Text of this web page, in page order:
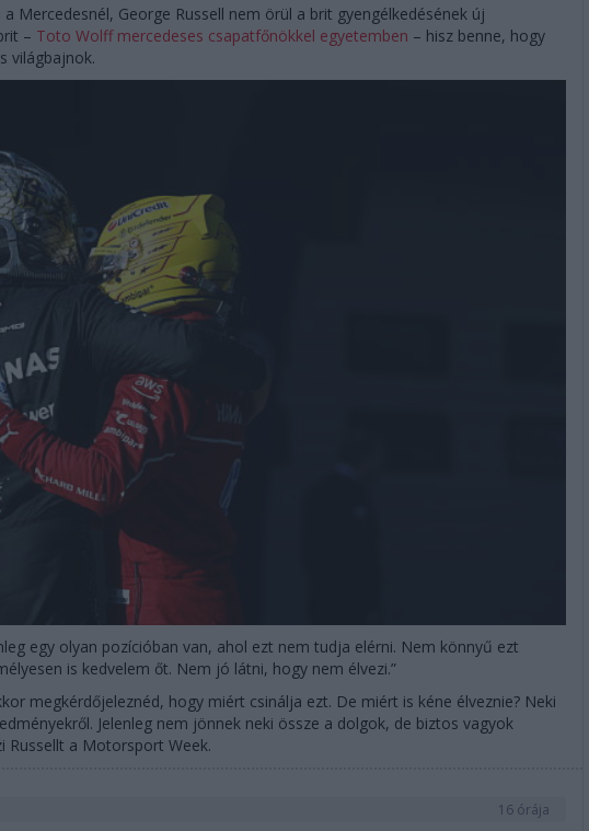
Mercedesnél, George Russell nem örül a brit gyengélkedésének új
– Toto Wolff mercedeses csapatfőnökkel egyetemben – hisz benne, hogy
világbajnok.
egy olyan pozícióban van, ahol ezt nem tudja elérni. Nem könnyű ezt
is kedvelem őt. Nem jó látni, hogy nem élvezi.”
megkérdőjeleznéd, hogy miért csinálja ezt. De miért is kéne élveznie? Neki
Jelenleg nem jönnek neki össze a dolgok, de biztos vagyok
Russellt a Motorsport Week.
16 órája